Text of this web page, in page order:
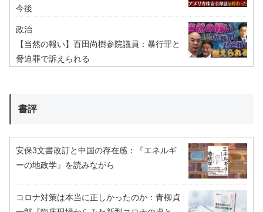
今後
政治
【当然の報い】百田尚樹参院議員：暴行罪と
脅迫罪で訴えられる
書評
安保3文書改訂と中国の存在感：『エネルギ
ーの地政学』を読みながら
コロナ対策は本当に正しかったのか：青柳貞